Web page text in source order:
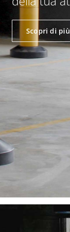
Scopri di più